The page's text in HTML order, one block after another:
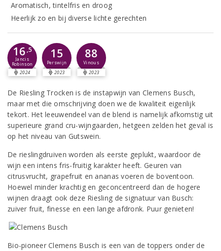
Aromatisch, tintelfris en droog
Heerlijk zo en bij diverse lichte gerechten
16 ,5
Jancis
Robinson
2024
15
Perswijn
2023
88
Vinous
2023
De Riesling Trocken is de instapwijn van Clemens Busch,
maar met die omschrijving doen we de kwaliteit eigenlijk
tekort. Het leeuwendeel van de blend is namelijk afkomstig uit
superieure grand cru-wijngaarden, hetgeen zelden het geval is
op het niveau van Gutswein.
De rieslingdruiven worden als eerste geplukt, waardoor de
wijn een intens fris-fruitig karakter heeft. Geuren van
citrusvrucht, grapefruit en ananas voeren de boventoon.
Hoewel minder krachtig en geconcentreerd dan de hogere
wijnen draagt ook deze Riesling de signatuur van Busch:
zuiver fruit, finesse en een lange afdronk. Puur genieten!
Bio-pioneer Clemens Busch is een van de toppers onder de